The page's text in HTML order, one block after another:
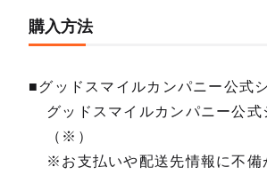
購入方法
■グッドスマイルカンパニー公式
グッドスマイルカンパニー公
（※）
※お支払いや配送先情報に不備